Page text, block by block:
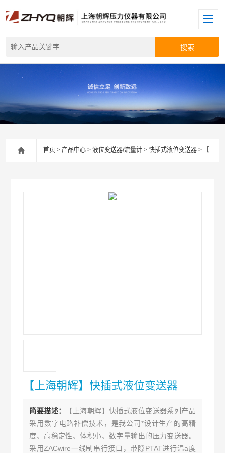
首页 >产品中心 >液位变送器/流量计 >快插式液位变送器 > 【上海朝辉】快插式液位变送器
【上海朝辉】快插式液位变送器
简要描述：
【上海朝辉】快插式液位变送器系列产品
采用数字电路补偿技术，是我公司*设计生产的高精
度、高稳定性、体积小、数字量输出的压力变送器。
采用ZACwire一线制串行接口，带隙PTAT进行温a度